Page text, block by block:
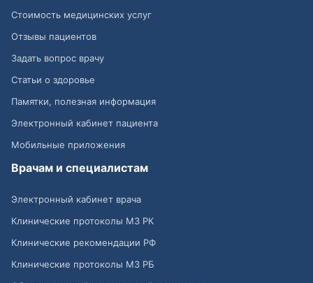
Стоимость медицинских услуг
Отзывы пациентов
Задать вопрос врачу
Статьи о здоровье
Памятки, полезная информация
Электронный кабинет пациента
Мобильные приложения
Врачам и специалистам
Электронный кабинет врача
Клинические протоколы МЗ РК
Клинические рекомендации РФ
Клинические протоколы МЗ РБ